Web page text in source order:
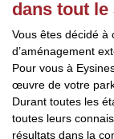
dans tout le
Vous êtes décidé à
d’aménagement
Pour vous à
œuvre de votre
Durant toutes les
toutes leurs
résultats dans la